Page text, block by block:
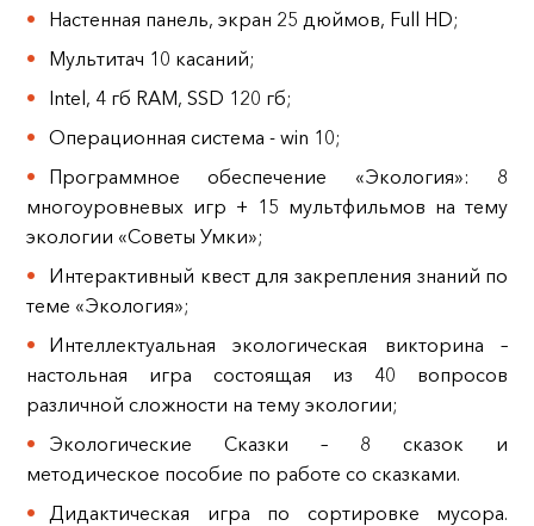
Настенная панель, экран 25 дюймов, Full HD;
Мультитач 10 касаний;
Intel, 4 гб RAM, SSD 120 гб;
Операционная система - win 10;
Программное обеспечение «Экология»: 8
многоуровневых игр + 15 мультфильмов на тему
экологии «Советы Умки»;
Интерактивный квест для закрепления знаний по
теме «Экология»;
Интеллектуальная экологическая викторина –
настольная игра состоящая из 40 вопросов
различной сложности на тему экологии;
Экологические Сказки – 8 сказок и
методическое пособие по работе со сказками.
Дидактическая игра по сортировке мусора.